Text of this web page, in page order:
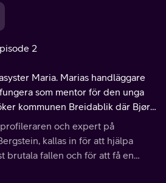
2
Maria. Marias handläggare
som mentor för den unga
kommunen Breidablik där Bjørn
och Maria.
och expert på
kallas in för att hjälpa
brutala fallen och för att få en